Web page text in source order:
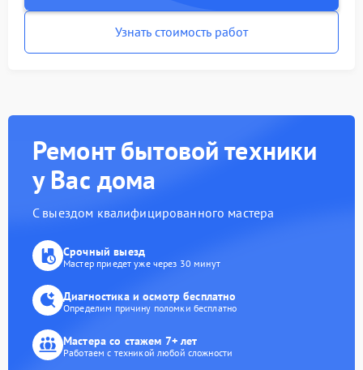
Узнать стоимость работ
Ремонт бытовой техники
у Вас дома
С выездом квалифицированного мастера
Срочный выезд
Мастер приедет уже через 30 минут
Диагностика и осмотр бесплатно
Определим причину поломки бесплатно
Мастера со стажем 7+ лет
Работаем с техникой любой сложности